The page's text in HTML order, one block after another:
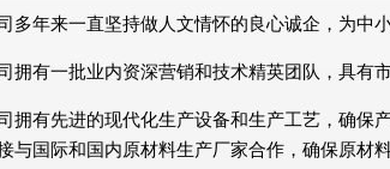
多年来一直坚持做人文情怀的良心诚企，为中
拥有一批业内资深营销和技术精英团队，具有
拥有先进的现代化生产设备和生产工艺，确
与国际和国内原材料生产厂家合作，确保原材